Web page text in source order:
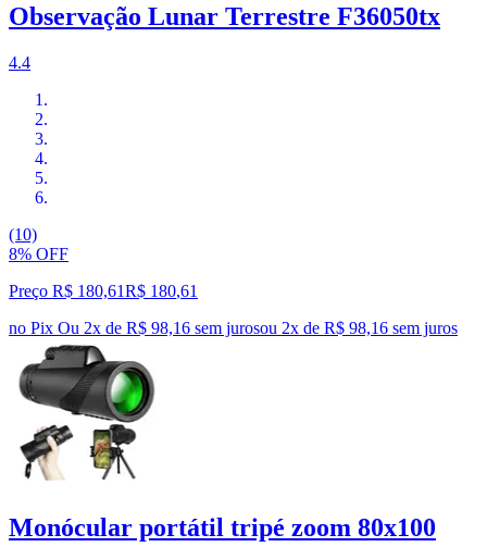
Observação Lunar Terrestre F36050tx
4.4
(10)
8% OFF
Preço R$ 180,61R$ 180,61
no Pix Ou 2x de R$ 98,16 sem jurosou 2x de R$ 98,16 sem juros
Monócular portátil tripé zoom 80x100